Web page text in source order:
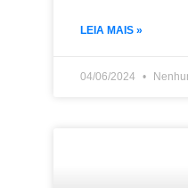
LEIA MAIS »
04/06/2024